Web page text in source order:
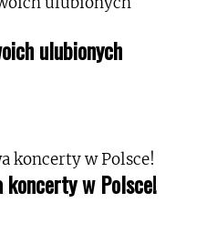
ulubionych
koncerty w Polsce!